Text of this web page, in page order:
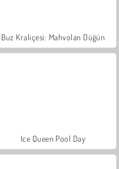
Buz Kraliçesi: Mahvolan Düğün
Ice Queen Pool Day